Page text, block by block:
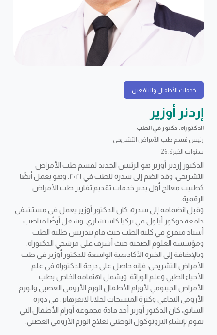
خدمات الأطفال واليافعين
إردنر أوزير
الدكتوراه, دكتور في الطب
رئيس قسم طب الأمراض التشريحي
سنوات الخبرة: 26
الدكتور إردنر أوزير هو الرئيس الجديد لقسم طب الأمراض
التشريحي، وقد انضم إلى سدرة للطب في ٢٠٢١. وهو يعمل أيضًا
كطبيب معالج أول يدير خدمات تقديم تقارير طب الأمراض
الرقمية.
وقبل انضمامه إلى سدرة، كان الدكتور أوزير يعمل في مستشفى
جامعة دوكوز أيلول في تركيا كاستشاري. وشغل أيضًا مناصب
أستاذ متفرغ في كلية الطب حيث قام بتدريس طلبة الطب
ومؤسسة العلوم الصحية حيث أشرف على مرشحي الدكتوراه.
وبالإضافة إلى الخبرة الأكاديمية الواسعة للدكتور أوزير في طب
الأمراض التشريحي، فإنه حاصل على درجة الدكتوراه في علم
الأحياء الطبي وعلم الوراثة. ويشمل اهتمامه الخاص بطب
الأمراض الجينومي لأورام الأطفال الورم الأرومي العصبي والورم
الأرومي النخاعي وكثرة المنسجات لخلايا لانغرهانز. في دوره
السابق، كان الدكتور أوزير أحد قادة مجموعة أورام الأطفال التي
تقوم بإنشاء البروتوكول الوطني لعلاج الورم الأرومي العصبي.